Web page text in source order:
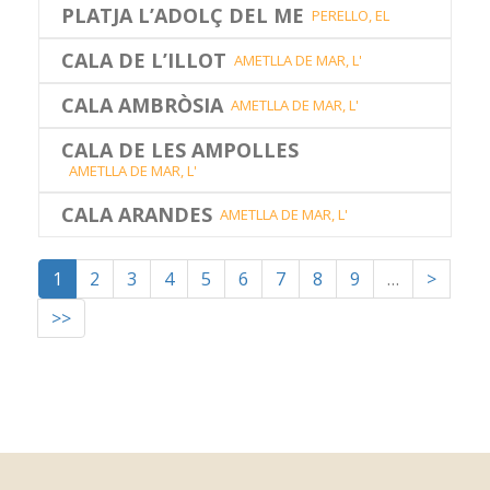
PLATJA L’ADOLÇ DEL ME PERELLO, EL
CALA DE L’ILLOT AMETLLA DE MAR, L'
CALA AMBRÒSIA AMETLLA DE MAR, L'
CALA DE LES AMPOLLES
AMETLLA DE MAR, L'
CALA ARANDES AMETLLA DE MAR, L'
1 2 3 4 5 6 7 8 9 …
>
>>